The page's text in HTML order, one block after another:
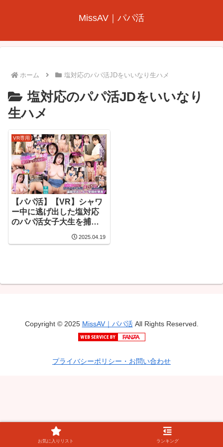
MissAV｜パパ活
ホーム 塩対応のパパ活JDをいいなり生ハメ
塩対応のパパ活JDをいいなり
生ハメ
VR専用
【パパ活】【VR】シャワ
ー中に逃げ出した塩対応
のパパ活女子大生を捕ま
にさせてやった 羽月乃蒼
2025.04.19
Copyright © 2025 MissAV｜パパ活All Rights Reserved.
プライバシーポリシー・お問い合わせ
お気に入りリスト ランキング